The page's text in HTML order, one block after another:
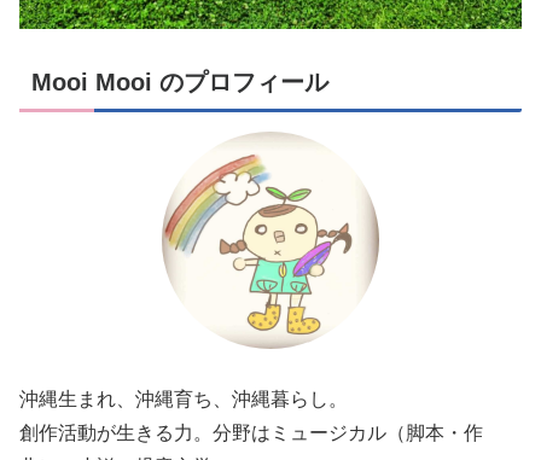
Mooi Mooi のプロフィール
沖縄生まれ、沖縄育ち、沖縄暮らし。
創作活動が生きる力。分野はミュージカル（脚本・作